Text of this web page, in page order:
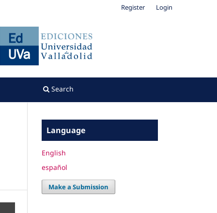
Search
Register Login
Language
English
español
Make a Submission